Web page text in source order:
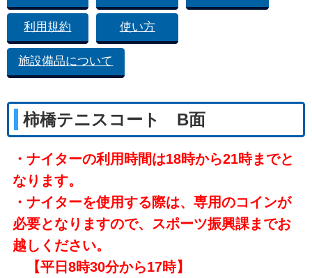
利用規約 使い方
施設備品について
柿橋テニスコート B面
・ナイターの利用時間は18時から21時までと
なります。
・ナイターを使用する際は、専用のコインが
必要となりますので、スポーツ振興課までお
越しください。
【平日8時30分から17時】